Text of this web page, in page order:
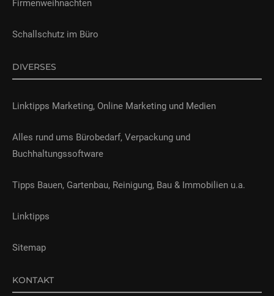
Firmenweihnachten
Schallschutz im Büro
DIVERSES
Linktipps Marketing, Online Marketing und Medien
Alles rund ums Bürobedarf, Verpackung und
Buchhaltungssoftware
Tipps Bauen, Gartenbau, Reinigung, Bau & Immobilien u.a.
Linktipps
Sitemap
KONTAKT